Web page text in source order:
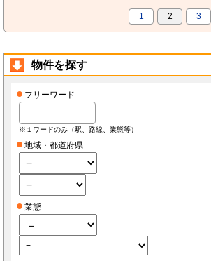
1 2 3
物件を探す
フリーワード
※１ワードのみ（駅、路線、業態等）
地域・都道府県
業態